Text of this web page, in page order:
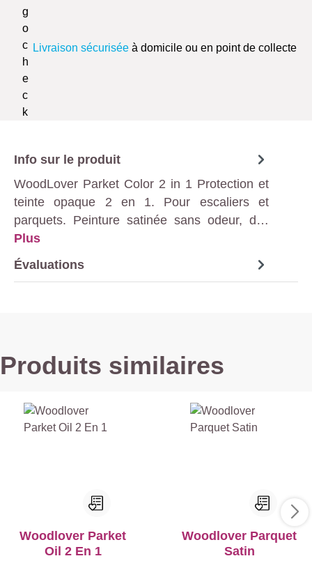
Livraison sécurisée à domicile ou en point de collecte
Info sur le produit
WoodLover Parket Color 2 in 1 Protection et
teinte opaque 2 en 1. Pour escaliers et
parquets. Peinture satinée sans odeur, d…
Plus
Évaluations
Produits similaires
Woodlover Parket
Oil 2 En 1
Woodlover Parquet
Satin